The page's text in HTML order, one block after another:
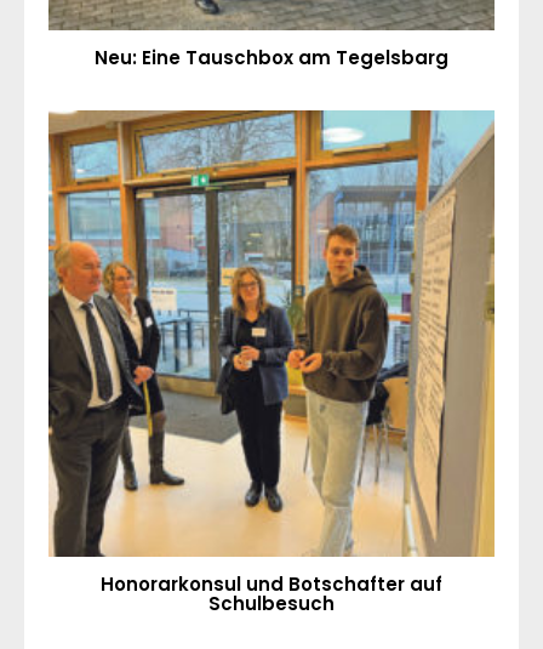
Neu: Eine Tauschbox am Tegelsbarg
Honorarkonsul und Botschafter auf
Schulbesuch